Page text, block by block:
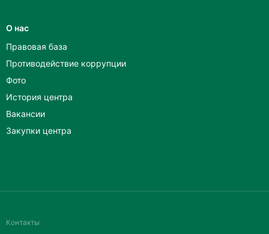
О нас
Правовая база
Противодействие коррупции
Фото
История центра
Вакансии
Закупки центра
Контакты